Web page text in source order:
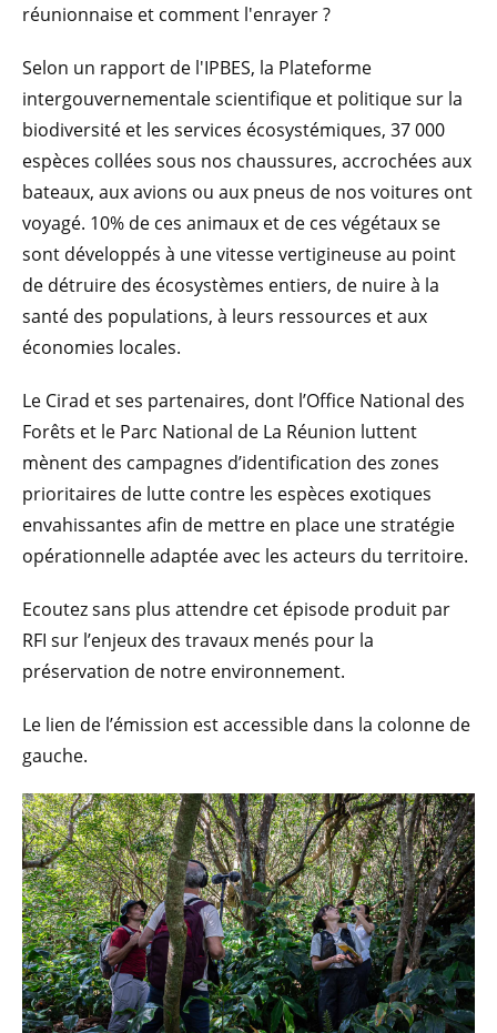
réunionnaise et comment l'enrayer ?
Selon un rapport de l'IPBES, la Plateforme
intergouvernementale scientifique et politique sur la
biodiversité et les services écosystémiques, 37 000
espèces collées sous nos chaussures, accrochées aux
bateaux, aux avions ou aux pneus de nos voitures ont
voyagé. 10% de ces animaux et de ces végétaux se
sont développés à une vitesse vertigineuse au point
de détruire des écosystèmes entiers, de nuire à la
santé des populations, à leurs ressources et aux
économies locales.
Le Cirad et ses partenaires, dont l’Office National des
Forêts et le Parc National de La Réunion luttent
mènent des campagnes d’identification des zones
prioritaires de lutte contre les espèces exotiques
envahissantes afin de mettre en place une stratégie
opérationnelle adaptée avec les acteurs du territoire.
Ecoutez sans plus attendre cet épisode produit par
RFI sur l’enjeux des travaux menés pour la
préservation de notre environnement.
Le lien de l’émission est accessible dans la colonne de
gauche.